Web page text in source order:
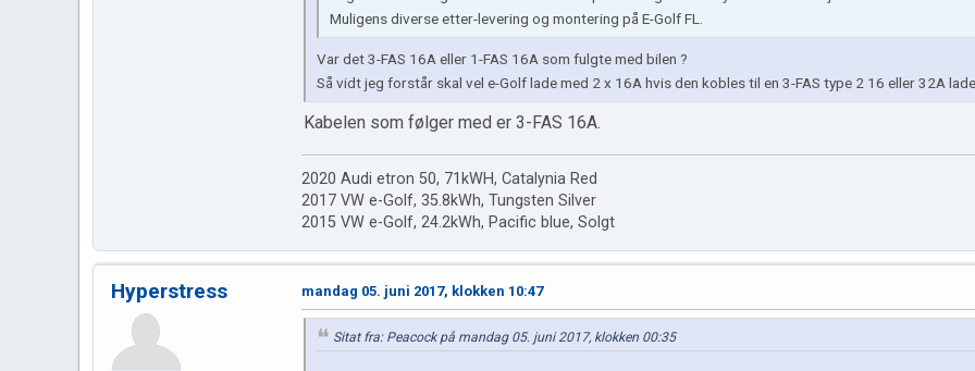
Muligens diverse etter-levering og montering på E-Golf FL.
Var det 3-FAS 16A eller 1-FAS 16A som fulgte med bilen ?
Så vidt jeg forstår skal vel e-Golf lade med 2 x 16A hvis den kobles til en 3-FAS type 2 16 eller 32A
Kabelen som følger med er 3-FAS 16A.
2020 Audi etron 50, 71kWH, Catalynia Red
2017 VW e-Golf, 35.8kWh, Tungsten Silver
2015 VW e-Golf, 24.2kWh, Pacific blue, Solgt
Hyperstress mandag 05. juni 2017, klokken 10:47
Sitat fra: Peacock på mandag 05. juni 2017, klokken 00:35